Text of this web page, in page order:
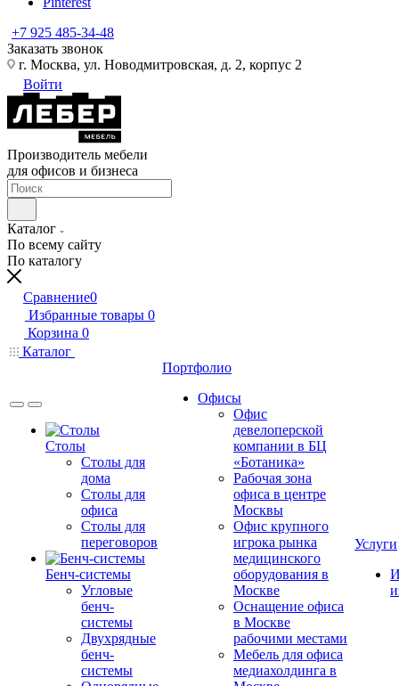
+7 925 485-34-48
Заказать звонок
г. Москва, ул. Новодмитровская, д. 2, корпус 2
Войти
Производитель мебели
для офисов и бизнеса
Каталог
По всему сайту
По каталогу
Сравнение0
Избранные товары 0
Корзина 0
Каталог
Столы
Столы для
дома
Столы для
офиса
Столы для
переговоров
Бенч-системы
Угловые
бенч-
системы
Двухрядные
бенч-
системы
Портфолио
Офисы
Офис
девелоперской
компании в БЦ
«Ботаника»
Рабочая зона
офиса в центре
Москвы
Офис крупного
игрока рынка
медицинского
оборудования в
Москве
Оснащение офиса
в Москве
рабочими местами
Мебель для офиса
медиахолдинга в
Услуги